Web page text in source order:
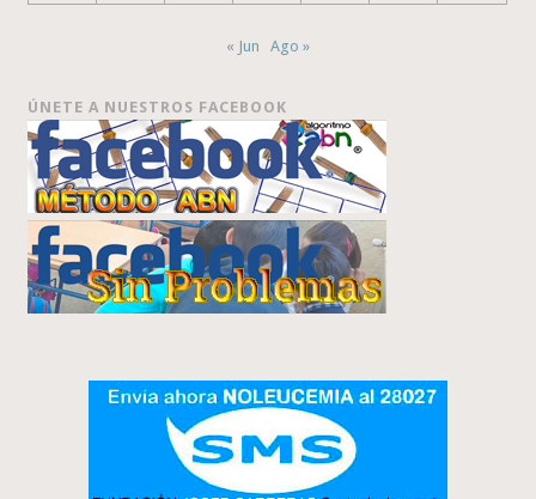
« Jun Ago »
ÚNETE A NUESTROS FACEBOOK